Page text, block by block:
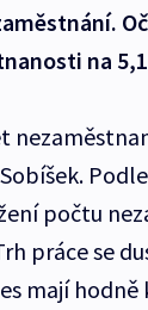
na
počtu
práce se
mají